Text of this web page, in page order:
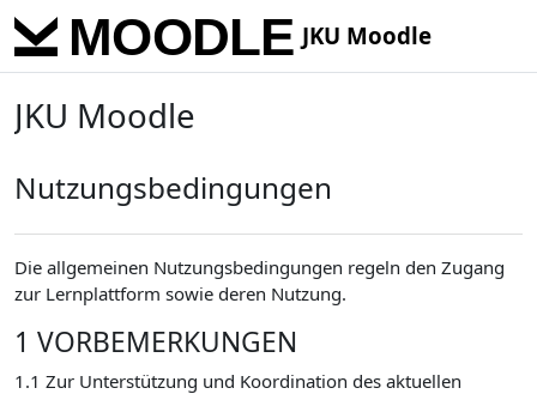
Skip to main content
JKU Moodle
JKU Moodle
Nutzungsbedingungen
Die allgemeinen Nutzungsbedingungen regeln den Zugang
zur Lernplattform sowie deren Nutzung.
1 VORBEMERKUNGEN
1.1 Zur Unterstützung und Koordination des aktuellen